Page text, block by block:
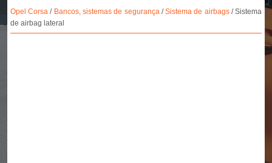
Opel Corsa/ Bancos, sistemas de segurança/Sistema de airbags/ Sistema
de airbag lateral